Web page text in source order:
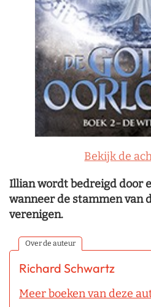
Bekijk de
Illian wordt bedreigd door
wanneer de stammen van
verenigen.
Over de auteur
Richard Schwartz
Meer boeken van deze